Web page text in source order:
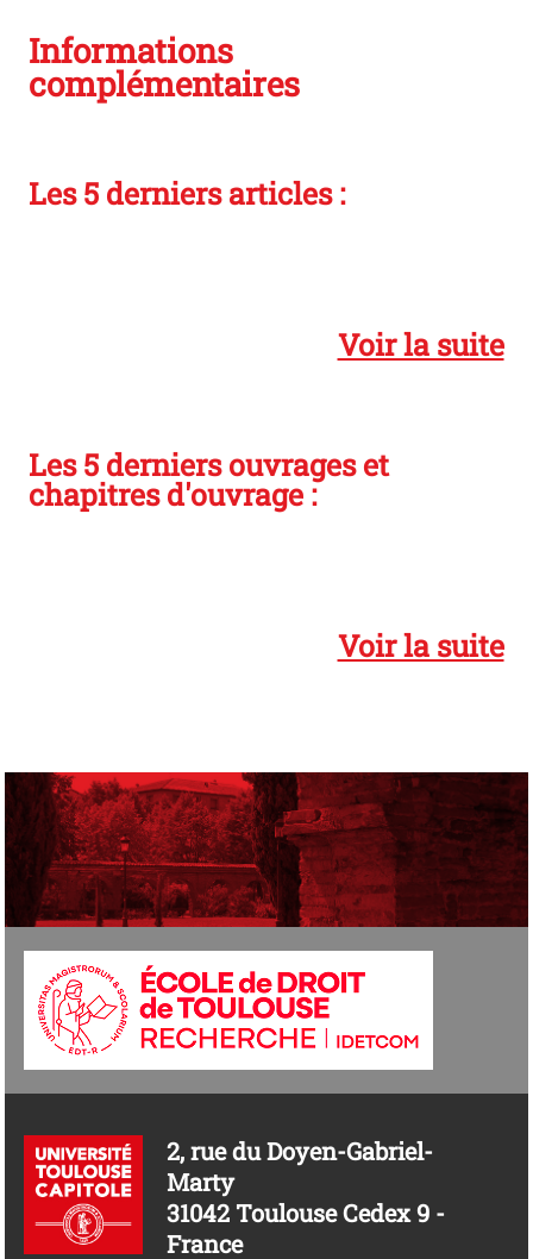
Informations
complémentaires
Les 5 derniers articles :
Voir la suite
Les 5 derniers ouvrages et
chapitres d'ouvrage :
Voir la suite
2, rue du Doyen-Gabriel-
Marty
31042 Toulouse Cedex 9 -
France